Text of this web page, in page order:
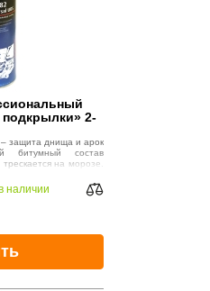
2-
защита днища и арок
битумный состав
на морозе.
наличии